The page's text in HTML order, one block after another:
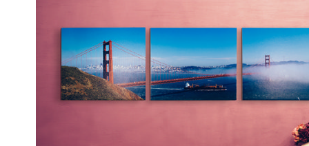
Выберите из списка:
13х18
15х20
20х20
20х30
30х30
30х40